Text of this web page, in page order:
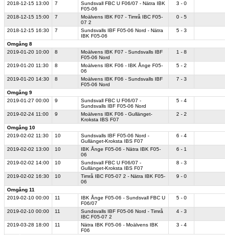
2018-12-15 13:00 7
Sundsvall FBC U F06/07 - Nätra IBK
F05-06
3 - 0
2018-12-15 15:00 7
Moälvens IBK F07 - Timrå IBC F05-
07 2
0 - 5
2018-12-15 16:30 7
Sundsvalls IBF F05-06 Nord - Nätra
IBK F05-06
5 - 3
Omgång 8
2019-01-20 10:00 8
Moälvens IBK F07 - Sundsvalls IBF
F05-06 Nord
1 - 8
2019-01-20 11:30 8
Moälvens IBK F06 - IBK Ånge F05-
06
5 - 2
2019-01-20 14:30 8
Moälvens IBK F06 - Sundsvalls IBF
F05-06 Nord
7 - 3
Omgång 9
2019-01-27 00:00 9
Sundsvall FBC U F06/07 -
Sundsvalls IBF F05-06 Nord
5 - 4
2019-02-24 11:00 9
Moälvens IBK F06 - Gullänget-
Kroksta IBS F07
2 - 2
Omgång 10
2019-02-02 11:30 10
Sundsvalls IBF F05-06 Nord -
Gullänget-Kroksta IBS F07
6 - 4
2019-02-02 13:00 10
IBK Ånge F05-06 - Nätra IBK F05-
06
6 - 1
2019-02-02 14:00 10
Sundsvall FBC U F06/07 -
Gullänget-Kroksta IBS F07
8 - 3
2019-02-02 16:30 10
Timrå IBC F05-07 2 - Nätra IBK F05-
06
9 - 0
Omgång 11
2019-02-10 00:00 11
IBK Ånge F05-06 - Sundsvall FBC U
F06/07
5 - 0
2019-02-10 00:00 11
Sundsvalls IBF F05-06 Nord - Timrå
IBC F05-07 2
4 - 3
2019-03-28 18:00 11
Nätra IBK F05-06 - Moälvens IBK
F06
3 - 4